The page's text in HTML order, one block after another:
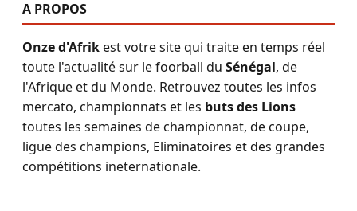
A PROPOS
Onze d'Afrikest votre site qui traite en temps réel
toute l'actualité sur le foorball du Sénégal, de
l'Afrique et du Monde. Retrouvez toutes les infos
mercato, championnats et les buts des Lions
toutes les semaines de championnat, de coupe,
ligue des champions, Eliminatoires et des grandes
compétitions ineternationale.